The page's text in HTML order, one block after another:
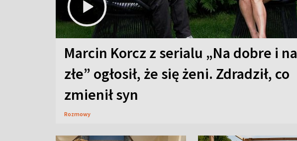
Marcin Korcz z serialu „Na dobre i na
złe” ogłosił, że się żeni. Zdradził, co
zmienił syn
Rozmowy